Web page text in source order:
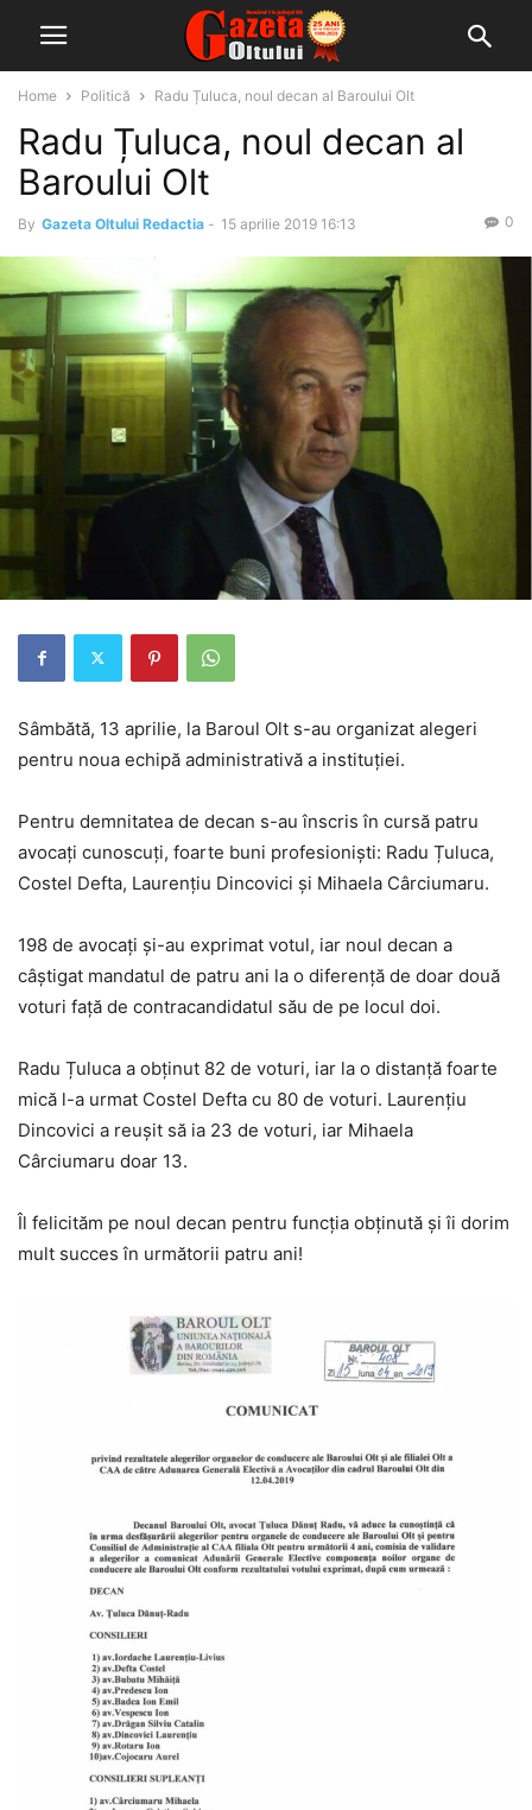
Home Politică Radu Țuluca, noul decan al Baroului Olt
Radu Țuluca, noul decan al
Baroului Olt
By Gazeta Oltului Redactia - 15 aprilie 2019 16:13 0
Sâmbătă, 13 aprilie, la Baroul Olt s-au organizat alegeri
pentru noua echipă administrativă a instituției.
Pentru demnitatea de decan s-au înscris în cursă patru
avocați cunoscuți, foarte buni profesioniști: Radu Țuluca,
Costel Defta, Laurențiu Dincovici și Mihaela Cârciumaru.
198 de avocați și-au exprimat votul, iar noul decan a
câștigat mandatul de patru ani la o diferență de doar două
voturi față de contracandidatul său de pe locul doi.
Radu Țuluca a obținut 82 de voturi, iar la o distanță foarte
mică l-a urmat Costel Defta cu 80 de voturi. Laurențiu
Dincovici a reușit să ia 23 de voturi, iar Mihaela
Cârciumaru doar 13.
Îl felicităm pe noul decan pentru funcția obținută și îi dorim
mult succes în următorii patru ani!